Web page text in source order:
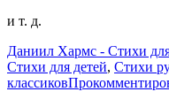
и т. д.
Даниил Хармс - Стихи
Стихи для детей, Стихи
классиков